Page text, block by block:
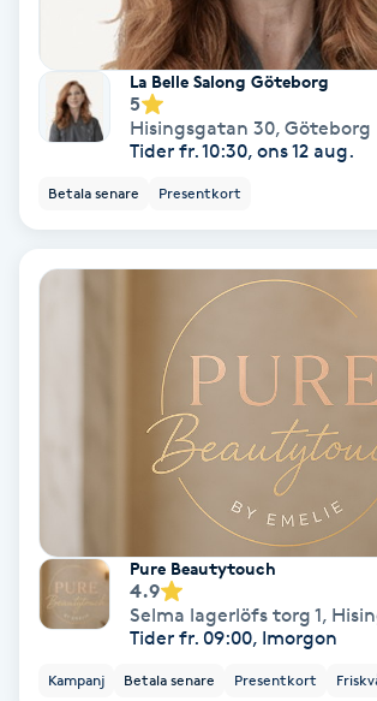
Plastikkirurgi
Powder brows
Power Yoga
PRX-T33
Rakning
La Belle Salong Göteborg
5
Hisingsgatan 30, Göteborg
Tider fr. 10:30, ons 12 aug.
Betala senare Presentkort
Pure Beautytouch
4.9
Selma lagerlöfs torg 1,
Tider fr. 09:00, Imorgon
Kampanj Betala senare Presentkort